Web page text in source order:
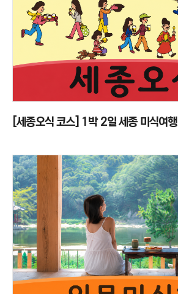
[세종오식 코스] 1박 2일 세종 미식여행